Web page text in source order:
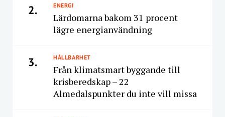
2. ENERGI
Lärdomarna bakom 31 procent
lägre energianvändning
3. HÅLLBARHET
Från klimatsmart byggande till
krisberedskap – 22
Almedalspunkter du inte vill missa